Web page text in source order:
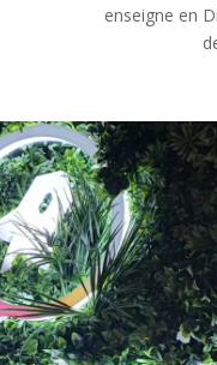
enseigne en